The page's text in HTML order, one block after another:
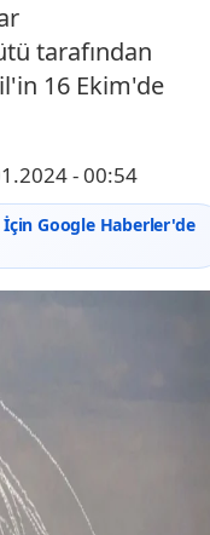
tarafından
16 Ekim'de
- 00:54
Google Haberler'de